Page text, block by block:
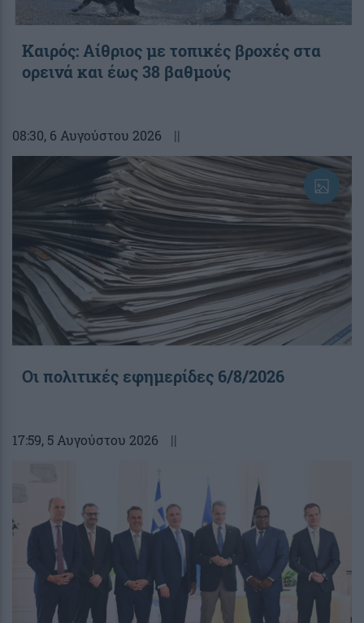
Καιρός: Αίθριος με τοπικές βροχές στα
ορεινά και έως 38 βαθμούς
08:30, 6 Αυγούστου 2026 ||
Οι πολιτικές εφημερίδες 6/8/2026
17:59, 5 Αυγούστου 2026 ||